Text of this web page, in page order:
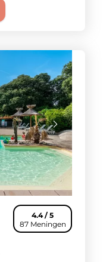
4.4 / 5
87 Meningen